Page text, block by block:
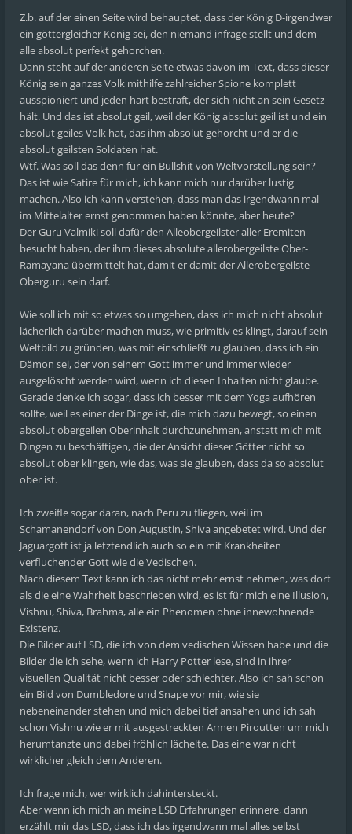
Z.b. auf der einen Seite wird behauptet, dass der König D-irgendwer
ein göttergleicher König sei, den niemand infrage stellt und dem
alle absolut perfekt gehorchen.
Dann steht auf der anderen Seite etwas davon im Text, dass dieser
König sein ganzes Volk mithilfe zahlreicher Spione komplett
ausspioniert und jeden hart bestraft, der sich nicht an sein Gesetz
hält. Und das ist absolut geil, weil der König absolut geil ist und ein
absolut geiles Volk hat, das ihm absolut gehorcht und er die
absolut geilsten Soldaten hat.
Wtf. Was soll das denn für ein Bullshit von Weltvorstellung sein?
Das ist wie Satire für mich, ich kann mich nur darüber lustig
machen. Also ich kann verstehen, dass man das irgendwann mal
im Mittelalter ernst genommen haben könnte, aber heute?
Der Guru Valmiki soll dafür den Alleobergeilster aller Eremiten
besucht haben, der ihm dieses absolute allerobergeilste Ober-
Ramayana übermittelt hat, damit er damit der Allerobergeilste
Oberguru sein darf.
Wie soll ich mit so etwas so umgehen, dass ich mich nicht absolut
lächerlich darüber machen muss, wie primitiv es klingt, darauf sein
Weltbild zu gründen, was mit einschließt zu glauben, dass ich ein
Dämon sei, der von seinem Gott immer und immer wieder
ausgelöscht werden wird, wenn ich diesen Inhalten nicht glaube.
Gerade denke ich sogar, dass ich besser mit dem Yoga aufhören
sollte, weil es einer der Dinge ist, die mich dazu bewegt, so einen
absolut obergeilen Oberinhalt durchzunehmen, anstatt mich mit
Dingen zu beschäftigen, die der Ansicht dieser Götter nicht so
absolut ober klingen, wie das, was sie glauben, dass da so absolut
ober ist.
Ich zweifle sogar daran, nach Peru zu fliegen, weil im
Schamanendorf von Don Augustin, Shiva angebetet wird. Und der
Jaguargott ist ja letztendlich auch so ein mit Krankheiten
verfluchender Gott wie die Vedischen.
Nach diesem Text kann ich das nicht mehr ernst nehmen, was dort
als die eine Wahrheit beschrieben wird, es ist für mich eine Illusion,
Vishnu, Shiva, Brahma, alle ein Phenomen ohne innewohnende
Existenz.
Die Bilder auf LSD, die ich von dem vedischen Wissen habe und die
Bilder die ich sehe, wenn ich Harry Potter lese, sind in ihrer
visuellen Qualität nicht besser oder schlechter. Also ich sah schon
ein Bild von Dumbledore und Snape vor mir, wie sie
nebeneinander stehen und mich dabei tief ansahen und ich sah
schon Vishnu wie er mit ausgestreckten Armen Piroutten um mich
herumtanzte und dabei fröhlich lächelte. Das eine war nicht
wirklicher gleich dem Anderen.
Ich frage mich, wer wirklich dahintersteckt.
Aber wenn ich mich an meine LSD Erfahrungen erinnere, dann
erzählt mir das LSD, dass ich das irgendwann mal alles selbst